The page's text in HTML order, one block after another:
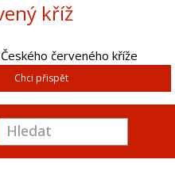
kříž
červeného kříže
Chci přispět